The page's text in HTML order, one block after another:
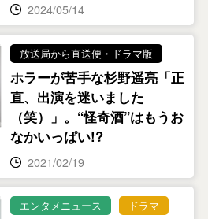
2024/05/14
放送局から直送便・ドラマ版
ホラーが苦手な杉野遥亮「正
直、出演を迷いました
（笑）」。“怪奇酒”はもうお
なかいっぱい!?
2021/02/19
エンタメニュース ドラマ